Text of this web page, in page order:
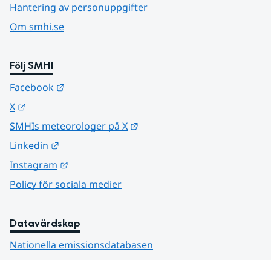
Hantering av personuppgifter
Om smhi.se
Följ SMHI
Facebook
X
SMHIs meteorologer på X
Linkedin
Instagram
Policy för sociala medier
Datavärdskap
Nationella emissionsdatabasen